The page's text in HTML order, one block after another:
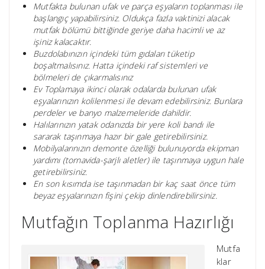
Mutfakta bulunan ufak ve parça eşyaların toplanması ile
başlangıç yapabilirsiniz. Oldukça fazla vaktinizi alacak
mutfak bölümü bittiğinde geriye daha hacimli ve az
işiniz kalacaktır.
Buzdolabınızın içindeki tüm gıdaları tüketip
boşaltmalısınız. Hatta içindeki raf sistemleri ve
bölmeleri de çıkarmalısınız
Ev Toplamaya ikinci olarak odalarda bulunan ufak
eşyalarınızın kolilenmesi ile devam edebilirsiniz. Bunlara
perdeler ve banyo malzemeleride dahildir.
Halılarınızın yatak odanızda bir yere koli bandı ile
sararak taşınmaya hazır bir gale getirebilirsiniz.
Mobilyalarınızın demonte özelliği bulunuyorda ekipman
yardımı (tornavida-şarjlı aletler) ile taşınmaya uygun hale
getirebilirsiniz.
En son kısımda ise taşınmadan bir kaç saat önce tüm
beyaz eşyalarınızın fişini çekip dinlendirebilirsiniz.
Mutfağın Toplanma Hazırlığı
Mutfa
klar